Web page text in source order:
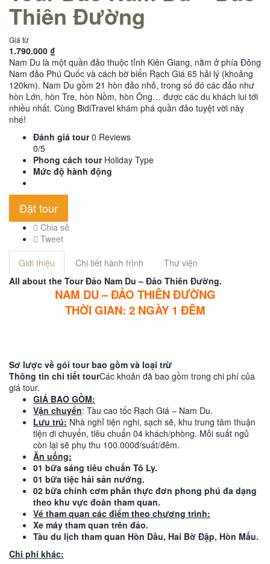
Thiên Đường
Giá từ
1.790.000 ₫
Nam Du là một quần đảo thuộc tỉnh Kiên Giang, nằm ở phía Đông
Nam đảo Phú Quốc và cách bờ biển Rạch Giá 65 hải lý (khoảng
120km). Nam Du gồm 21 hòn đảo nhỏ, trong số đó các đảo như
hòn Lớn, hòn Tre, hòn Nồm, hòn Ông… được các du khách lui tới
nhiều nhất. Cùng BidiTravel khám phá quần đảo tuyệt vời này
nhé!
Đánh giá tour 0 Reviews
0/5
Phong cách tour Holiday Type
Mức độ hành động
Đặt tour
Chia sẻ
Tweet
Giới thiệu
Chi tiết hành trình
Thư viện
All about the Tour Đảo Nam Du – Đảo Thiên Đường.
NAM DU – ĐẢO THIÊN ĐƯỜNG
THỜI GIAN: 2 NGÀY 1 ĐÊM
Sơ lược về gói tour bao gồm và loại trừ
Thông tin chi tiết tourCác khoản đã bao gồm trong chi phí của
giá tour.
GIÁ BAO GỒM:
Vận chuyển: Tàu cao tốc Rạch Giá – Nam Du.
Lưu trú: Nhà nghỉ tiện nghi, sạch sẽ, khu trung tâm thuận
tiện di chuyển, tiêu chuẩn 04 khách/phòng. Mỗi suất ngủ
còn lại sẽ phụ thu 100.000đ/suất/đêm.
Ăn uống:
01 bữa sáng tiêu chuẩn Tô Ly.
01 bữa tiệc hải sản nướng.
02 bữa chính cơm phần thực đơn phong phú đa dạng
theo khu vực đoàn tham quan.
Vé tham quan các điểm theo chương trình:
Xe máy tham quan trên đảo.
Tàu du lịch tham quan Hòn Dầu, Hai Bờ Đập, Hòn Mấu.
Chi phí khác: